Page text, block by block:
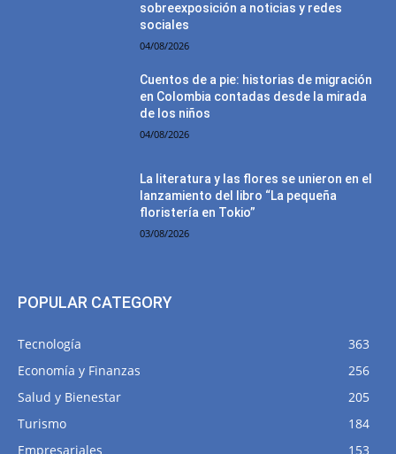
sobreexposición a noticias y redes
sociales
04/08/2026
Cuentos de a pie: historias de migración
en Colombia contadas desde la mirada
de los niños
04/08/2026
La literatura y las flores se unieron en el
lanzamiento del libro “La pequeña
floristería en Tokio”
03/08/2026
POPULAR CATEGORY
Tecnología
363
Economía y Finanzas
256
Salud y Bienestar
205
Turismo
184
Empresariales
153